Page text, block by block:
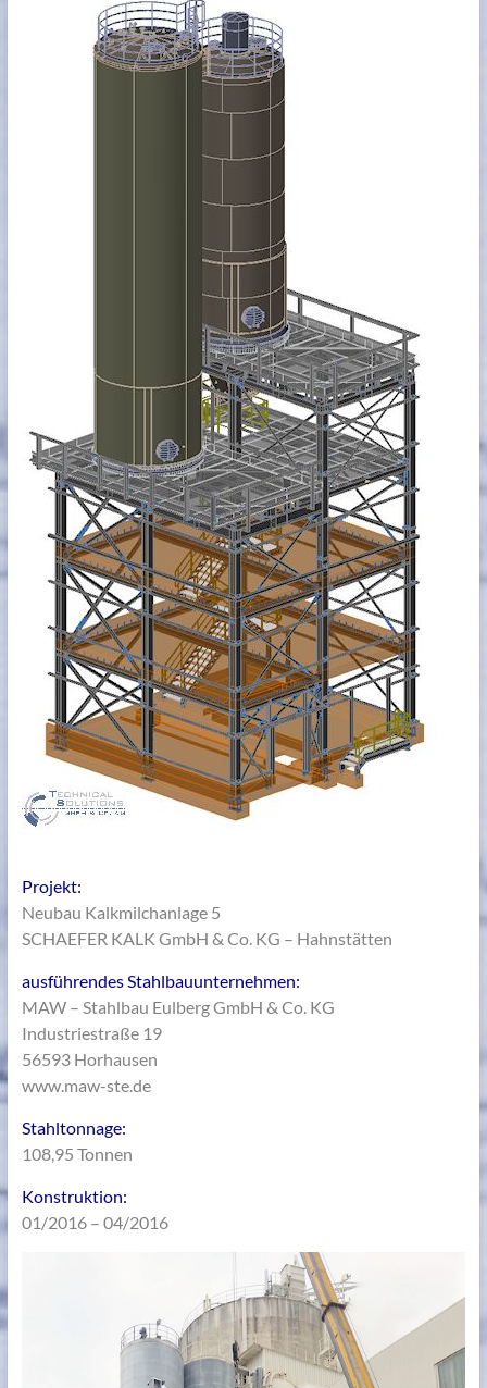
Projekt:
Neubau Kalkmilchanlage 5
SCHAEFER KALK GmbH & Co. KG – Hahnstätten
ausführendes Stahlbauunternehmen:
MAW – Stahlbau Eulberg GmbH & Co. KG
Industriestraße 19
56593 Horhausen
www.maw-ste.de
Stahltonnage:
108,95 Tonnen
Konstruktion:
01/2016 – 04/2016